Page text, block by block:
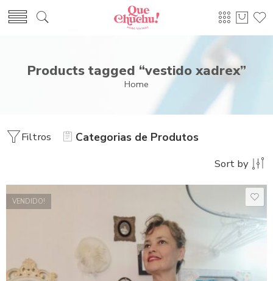
Products tagged “vestido xadrex”
Home
Filtros Categorias de Produtos
Sort by
VENDIDO!